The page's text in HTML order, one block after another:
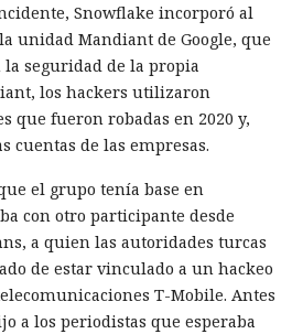
Snowflake incorporó al
unidad Mandiant de Google, que
seguridad de la propia
los hackers utilizaron
que fueron robadas en 2020 y,
cuentas de las empresas.
el grupo tenía base en
con otro participante desde
a quien las autoridades turcas
de estar vinculado a un hackeo
T-Mobile. Antes
a los periodistas que esperaba